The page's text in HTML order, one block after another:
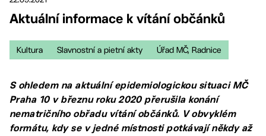
Aktuální informace k vítání občánků
Kultura Slavnostní a pietní akty Úřad MČ, Radnice
S ohledem na aktuální epidemiologickou situaci MČ
Praha 10 v březnu roku 2020 přerušila konání
nematričního obřadu vítání občánků. V obvyklém
formátu, kdy se v jedné místnosti potkávají někdy až